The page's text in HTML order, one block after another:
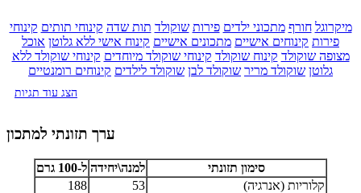
מיקרוגל חורף מתכוני ילדים פירות שוקולד תות שדה קינוחי תותים קינוחי
פירות קינוחים אישיים מתכונים אישיים קינוח אישי ללא גלוטן אוכל
מצופה שוקולד קינוח שוקולד קינוחי שוקולד מיוחדים קינוחי שוקולד ללא
גלוטן שוקולד מריר שוקולד לבן שוקולד לילדים קינוחים רומנטיים
הצג עוד תגיות
ערך תזונתי למתכון
סימון תזונתי למנה\יחידה ל-100 גרם
קלוריות (אנרגיה)
53
188